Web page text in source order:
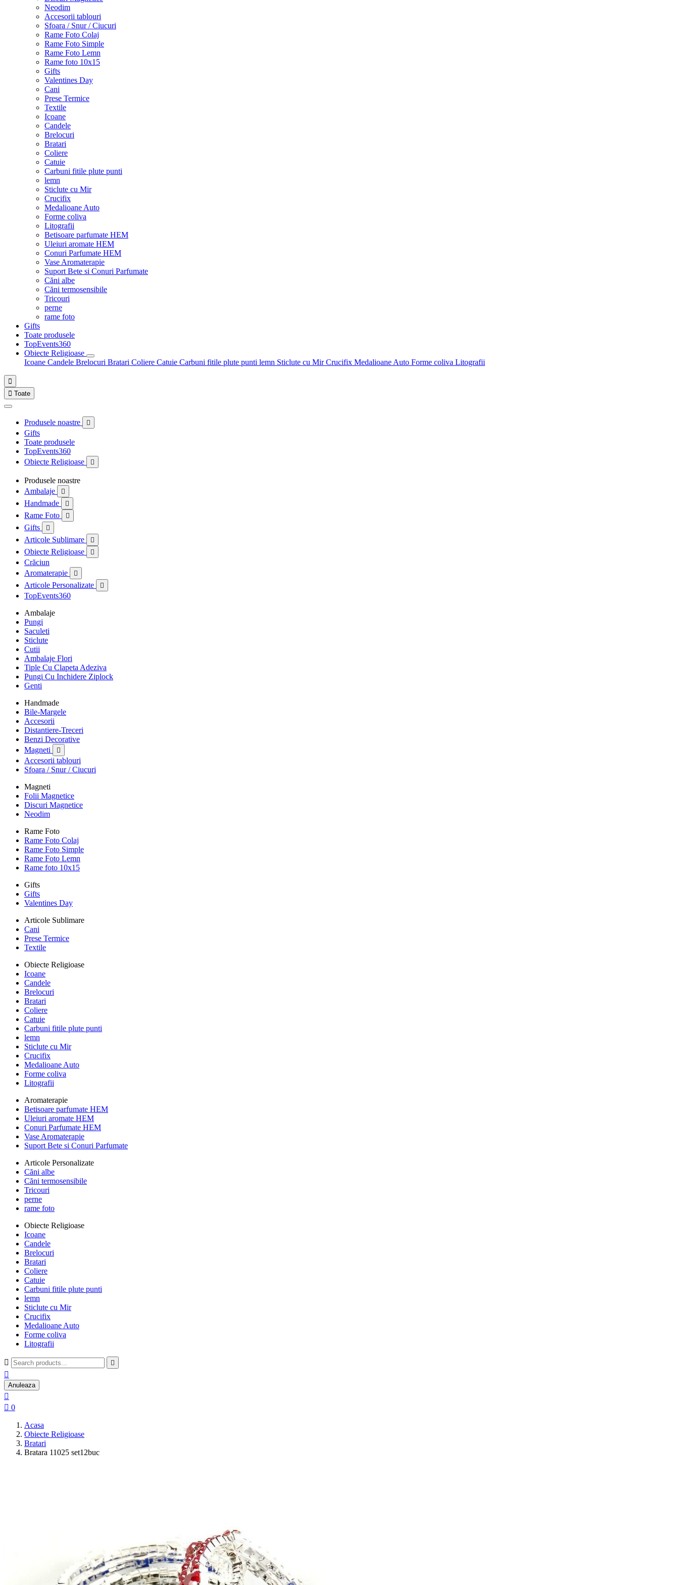
Neodim
Accesorii tablouri
Sfoara / Snur / Ciucuri
Rame Foto Colaj
Rame Foto Simple
Rame Foto Lemn
Rame foto 10x15
Gifts
Valentines Day
Cani
Prese Termice
Textile
Icoane
Candele
Brelocuri
Bratari
Coliere
Catuie
Carbuni fitile plute punti
lemn
Sticlute cu Mir
Crucifix
Medalioane Auto
Forme coliva
Litografii
Betisoare parfumate HEM
Uleiuri aromate HEM
Conuri Parfumate HEM
Vase Aromaterapie
Suport Bete si Conuri Parfumate
Căni albe
Căni termosensibile
Tricouri
perne
rame foto
Gifts
Toate produsele
TopEvents360
Obiecte Religioase
Icoane Candele Brelocuri Bratari Coliere Catuie Carbuni fitile plute punti lemn Sticlute cu MirCrucifix Medalioane Auto Forme coliva Litografii

 Toate
Produsele noastre 
Gifts
Toate produsele
TopEvents360
Obiecte Religioase

Produsele noastre
Ambalaje

Handmade 
Rame Foto 
Gifts 
Articole Sublimare 
Obiecte Religioase 
Crăciun
Aromaterapie

Articole Personalizate 
TopEvents360
Ambalaje
Pungi
Saculeti
Sticlute
Cutii
Ambalaje Flori
Tiple Cu Clapeta Adeziva
Pungi Cu Inchidere Ziplock
Genti
Handmade
Bile-Margele
Accesorii
Distantiere-Treceri
Benzi Decorative
Magneti

Accesorii tablouri
Sfoara / Snur / Ciucuri
Magneti
Folii Magnetice
Discuri Magnetice
Neodim
Rame Foto
Rame Foto Colaj
Rame Foto Simple
Rame Foto Lemn
Rame foto 10x15
Gifts
Gifts
Valentines Day
Articole Sublimare
Cani
Prese Termice
Textile
Obiecte Religioase
Icoane
Candele
Brelocuri
Bratari
Coliere
Catuie
Carbuni fitile plute punti
lemn
Sticlute cu Mir
Crucifix
Medalioane Auto
Forme coliva
Litografii
Aromaterapie
Betisoare parfumate HEM
Uleiuri aromate HEM
Conuri Parfumate HEM
Vase Aromaterapie
Suport Bete si Conuri Parfumate
Articole Personalizate
Căni albe
Căni termosensibile
Tricouri
perne
rame foto
Obiecte Religioase
Icoane
Candele
Brelocuri
Bratari
Coliere
Catuie
Carbuni fitile plute punti
lemn
Sticlute cu Mir
Crucifix
Medalioane Auto
Forme coliva
Litografii
 

Anuleaza

 0
Acasa
Obiecte Religioase
Bratari
Bratara 11025 set12buc